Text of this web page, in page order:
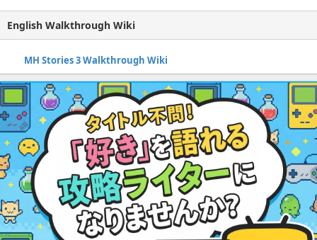
English Walkthrough Wiki
MH Stories 3 Walkthrough Wiki